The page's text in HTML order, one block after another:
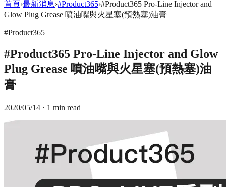
首頁›最新消息›#Product365›#Product365 Pro-Line Injector and
Glow Plug Grease 噴油嘴與火星塞(預熱塞)油膏
#Product365
#Product365 Pro-Line Injector and Glow
Plug Grease 噴油嘴與火星塞(預熱塞)油
膏
2020/05/14 · 1 min read